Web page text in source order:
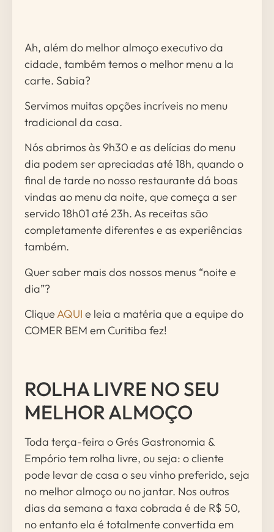
Ah, além do melhor almoço executivo da
cidade, também temos o melhor menu a la
carte. Sabia?
Servimos muitas opções incríveis no menu
tradicional da casa.
Nós abrimos às 9h30 e as delícias do menu
dia podem ser apreciadas até 18h, quando o
final de tarde no nosso restaurante dá boas
vindas ao menu da noite, que começa a ser
servido 18h01 até 23h. As receitas são
completamente diferentes e as experiências
também.
Quer saber mais dos nossos menus “noite e
dia”?
CliqueAQUI e leia a matéria que a equipe do
COMER BEM em Curitiba fez!
ROLHA LIVRE NO SEU
MELHOR ALMOÇO
Toda terça-feira o Grés Gastronomia &
Empório tem rolha livre, ou seja: o cliente
pode levar de casa o seu vinho preferido, seja
no melhor almoço ou no jantar. Nos outros
dias da semana a taxa cobrada é de R$ 50,
no entanto ela é totalmente convertida em